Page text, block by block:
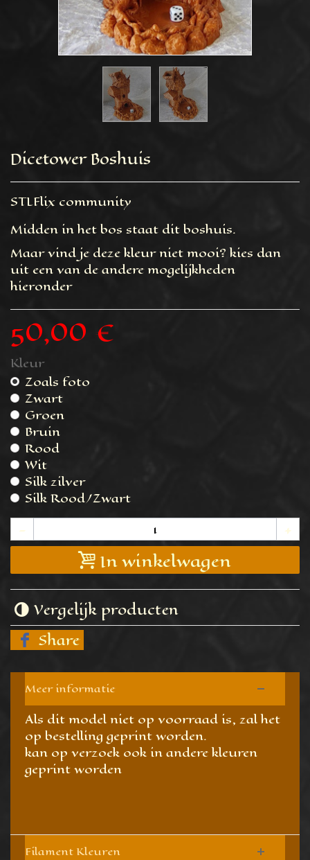
Dicetower Boshuis
STLFlix community
Midden in het bos staat dit boshuis.
Maar vind je deze kleur niet mooi? kies dan
uit een van de andere mogelijkheden
hieronder
50,00 €
Kleur
Zoals foto
Zwart
Groen
Bruin
Rood
Wit
Silk zilver
Silk Rood/Zwart
- +
In winkelwagen
Vergelijk producten
Share
Meer informatie
Als dit model niet op voorraad is, zal het
op bestelling geprint worden.
kan op verzoek ook in andere kleuren
geprint worden
Filament Kleuren